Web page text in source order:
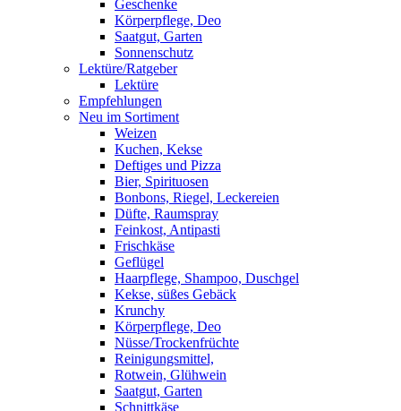
Geschenke
Körperpflege, Deo
Saatgut, Garten
Sonnenschutz
Lektüre/Ratgeber
Lektüre
Empfehlungen
Neu im Sortiment
Weizen
Kuchen, Kekse
Deftiges und Pizza
Bier, Spirituosen
Bonbons, Riegel, Leckereien
Düfte, Raumspray
Feinkost, Antipasti
Frischkäse
Geflügel
Haarpflege, Shampoo, Duschgel
Kekse, süßes Gebäck
Krunchy
Körperpflege, Deo
Nüsse/Trockenfrüchte
Reinigungsmittel,
Rotwein, Glühwein
Saatgut, Garten
Schnittkäse